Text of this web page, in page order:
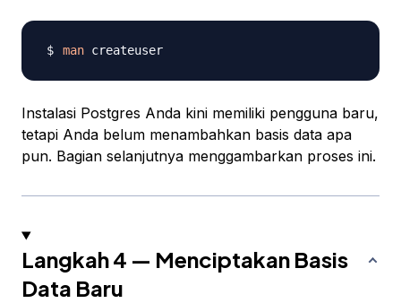
man
Instalasi Postgres Anda kini memiliki pengguna baru,
tetapi Anda belum menambahkan basis data apa
pun. Bagian selanjutnya menggambarkan proses ini.
Langkah 4 — Menciptakan Basis
Data Baru